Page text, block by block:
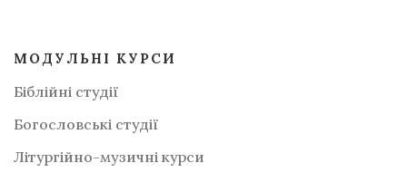
МОДУЛЬНІ КУРСИ
Біблійні студії
Богословські студії
Літургійно-музичні курси